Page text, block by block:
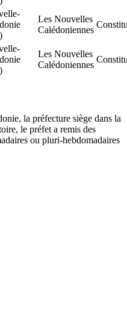
Les Nouvelles
Calédoniennes
Les Nouvelles
Calédoniennes
la préfecture siège dans la
le préfet a remis des
ou pluri-hebdomadaires